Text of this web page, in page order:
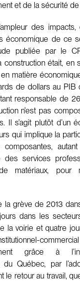
et de la sécurité
des
économique de ce
publiée par le
construction était, en
matière
de dollars au PIB
responsable de
n’est pas
Il s’agit plutôt d’un
qui implique la
des services
matériaux, pour
la grève de 2013
dans les
la voirie et quatre
grâce à
du Québec, par
le retour au travail,